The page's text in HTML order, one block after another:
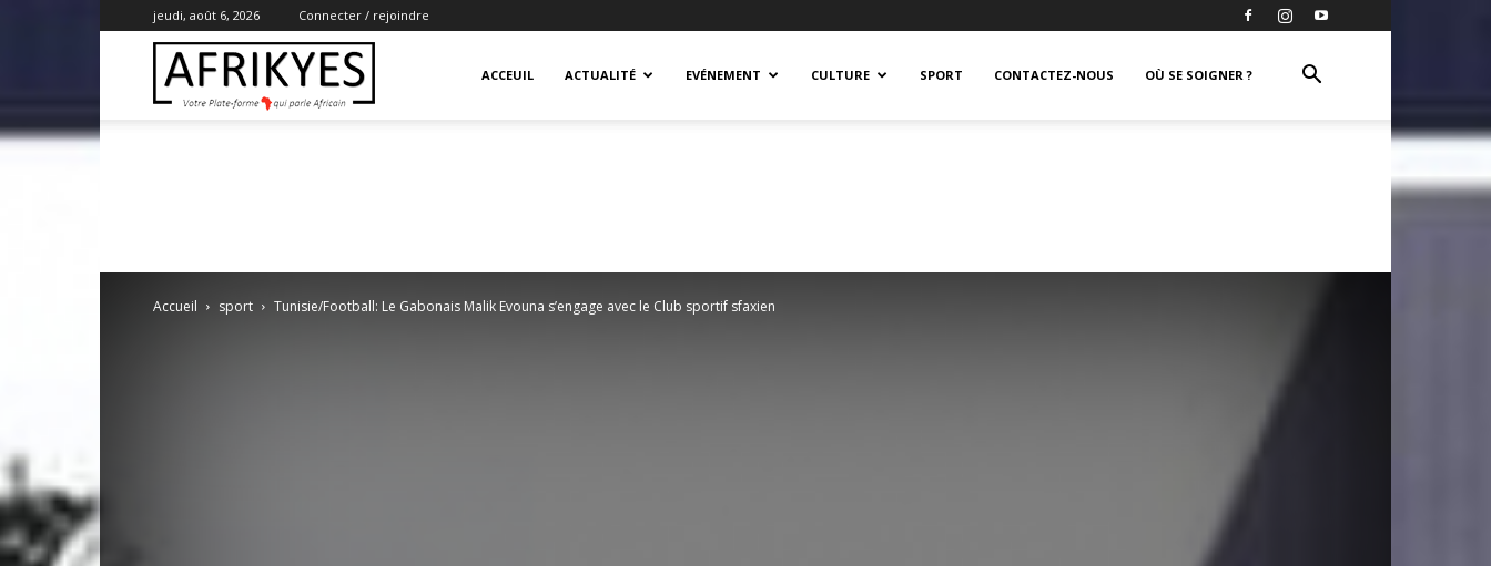
jeudi, août 6, 2026 Connecter / rejoindre
ACCEUIL ACTUALITÉ EVÉNEMENT CULTURE SPORT CONTACTEZ-NOUS OÙ SE SOIGNER ?
Accueil sport Tunisie/Football: Le Gabonais Malik Evouna s’engage avec le Club sportif sfaxien